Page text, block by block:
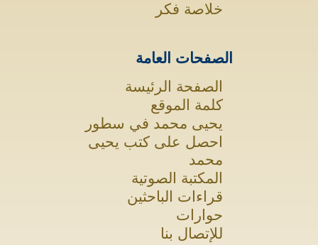
خلاصة فكر
الصفحات العامة
الصفحة الرئيسة
كلمة الموقع
يحيى محمد في سطور
احصل على كتب يحيى
محمد
المكتبة الصوتية
قراءات الباحثين
حوارات
للإتصال بنا